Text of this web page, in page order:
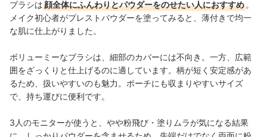
ブラシは顔全体にふんわりとパウダーをのせたい人におすすめ 。
メイク初心者がプレストパウダーを塗ってみると、薄付きで均一
な肌に仕上がりました。
ボリューミーなブラシは、細部のカバーには不向き。一方、広範
囲をざっくりと仕上げるのに適しています。柄が短く安定感があ
るため、扱いやすいのも魅力。ポーチにも収まりやすいサイズ
で、持ち運びに便利です。
3人のモニターが使うと、やや粉飛び・塗りムラが気になる結果